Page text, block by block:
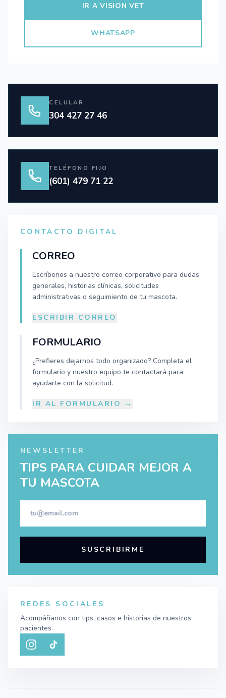
IR A VISION VET
WHATSAPP
CELULAR
304 427 27 46
TELÉFONO FIJO
(601) 479 71 22
CONTACTO DIGITAL
CORREO
Escríbenos a nuestro correo corporativo para dudas
generales, historias clínicas, solicitudes
administrativas o seguimiento de tu mascota.
ESCRIBIR CORREO
FORMULARIO
¿Prefieres dejarnos todo organizado? Completa el
formulario y nuestro equipo te contactará para
ayudarte con la solicitud.
IR AL FORMULARIO →
NEWSLETTER
TIPS PARA CUIDAR MEJOR A
TU MASCOTA
SUSCRIBIRME
REDES SOCIALES
Acompáñanos con tips, casos e historias de nuestros
pacientes.